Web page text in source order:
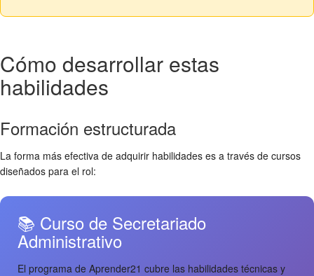
Cómo desarrollar estas
habilidades
Formación estructurada
La forma más efectiva de adquirir habilidades es a través de cursos
diseñados para el rol:
📚 Curso de Secretariado
Administrativo
El programa de Aprender21 cubre las habilidades técnicas y